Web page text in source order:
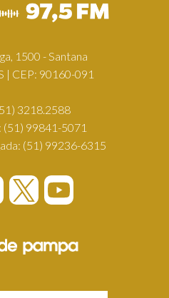
1500 - Santana
| CEP: 90160-091
3218.2588
(51) 99841-5071
(51) 99236-6315